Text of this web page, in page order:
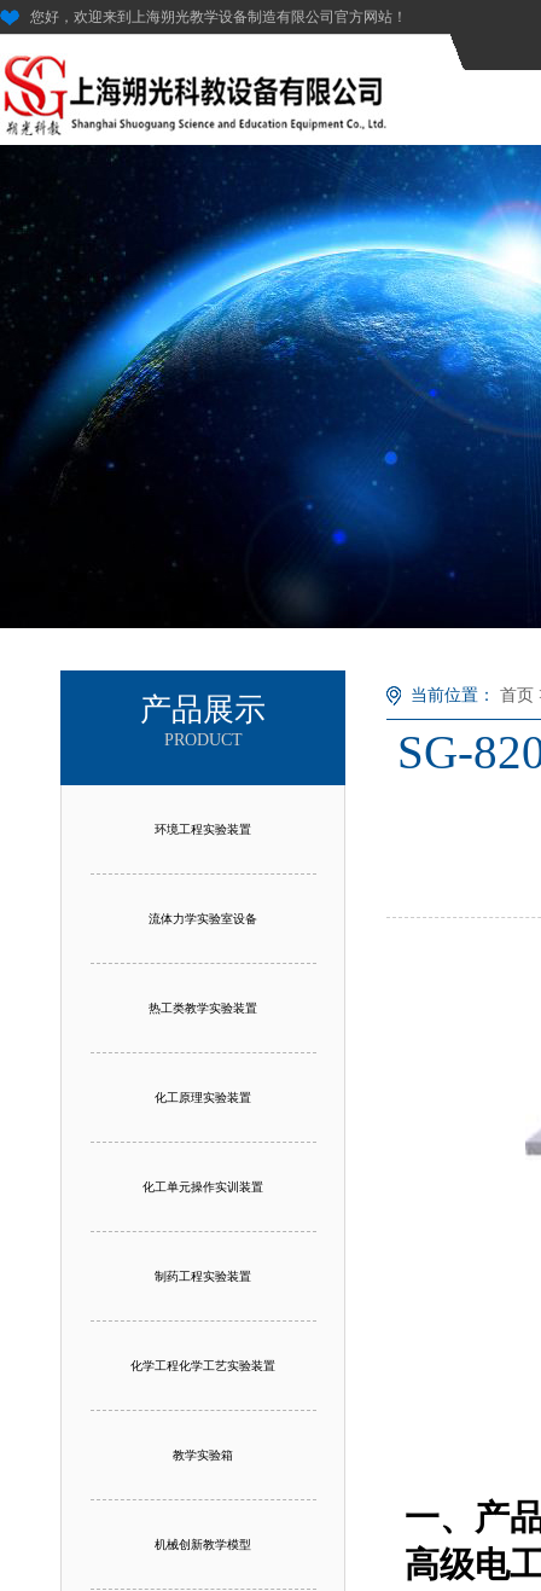
您好，欢迎来到上海朔光教学设备制造有限公司官方网站！
产品展示
PRODUCT
环境工程实验装置
流体力学实验室设备
热工类教学实验装置
化工原理实验装置
化工单元操作实训装置
制药工程实验装置
化学工程化学工艺实验装置
教学实验箱
机械创新教学模型
当前位置： 首页
SG-
一、产
高级电